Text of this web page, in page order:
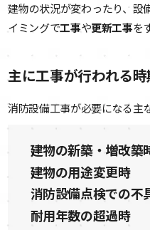
建物の状況が変わったり、設
イミングで工事や更新工事を
主に工事が行われる時
消防設備工事が必要になる主
建物の新築・増改築
建物の用途変更時
消防設備点検での不
耐用年数の超過時